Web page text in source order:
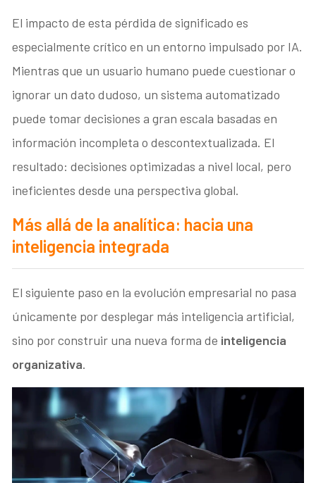
El impacto de esta pérdida de significado es
especialmente crítico en un entorno impulsado por IA.
Mientras que un usuario humano puede cuestionar o
ignorar un dato dudoso, un sistema automatizado
puede tomar decisiones a gran escala basadas en
información incompleta o descontextualizada. El
resultado: decisiones optimizadas a nivel local, pero
ineficientes desde una perspectiva global.
Más allá de la analítica: hacia una
inteligencia integrada
El siguiente paso en la evolución empresarial no pasa
únicamente por desplegar más inteligencia artificial,
sino por construir una nueva forma de inteligencia
organizativa.